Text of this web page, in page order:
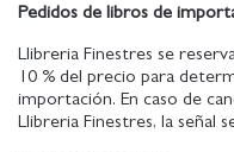
Pedidos de libros de
Llibreria Finestres se
10 % del precio para
importación. En caso de
Llibreria Finestres, la señal